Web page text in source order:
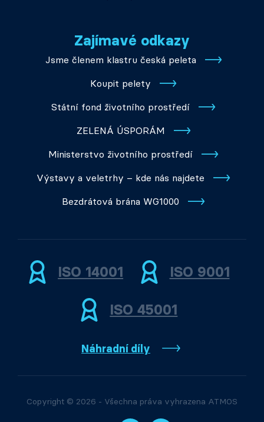
Zajímavé odkazy
Jsme členem klastru česká peleta
Koupit pelety
Státní fond životního prostředí
ZELENÁ ÚSPORÁM
Ministerstvo životního prostředí
Výstavy a veletrhy – kde nás najdete
Bezdrátová brána WG1000
ISO 14001 ISO 9001
ISO 45001
Náhradní díly
Copyright © 2026 - Všechna práva vyhrazena ATMOS